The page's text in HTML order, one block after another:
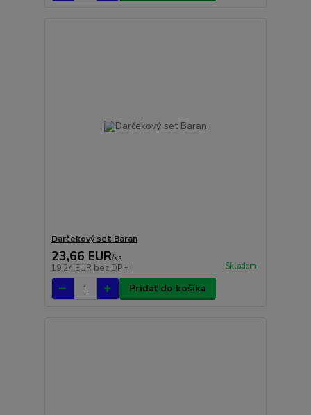
Darčekový set Baran
23,66 EUR/ks
19,24 EUR bez DPH Skladom
Pridať do košíka